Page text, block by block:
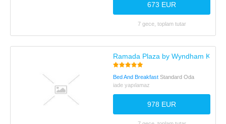
673 EUR
7 gece, toplam tutar
Ramada Plaza by Wyndham
Bed And Breakfast Standard Oda
iade yapılamaz
978 EUR